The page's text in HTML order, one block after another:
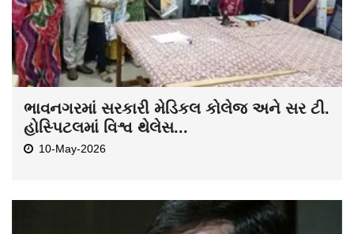
ભાવનગરમાં સરકારી મેડિકલ કોલેજ અને સર ટી.
હોસ્પિટલમાં વિશ્વ થેલેસ...
10-May-2026